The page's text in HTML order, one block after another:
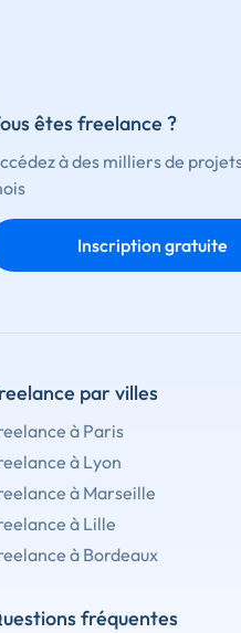
êtes freelance ?
à des milliers de
Inscription gratuite
par villes
à Paris
à Lyon
à Marseille
à Lille
à Bordeaux
fréquentes